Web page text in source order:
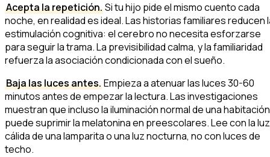
Acepta la repetición. Si tu hijo pide el mismo cuento cada
noche, en realidad es ideal. Las historias familiares reducen
estimulación cognitiva: el cerebro no necesita esforzarse
para seguir la trama. La previsibilidad calma, y la familiaridad
refuerza la asociación condicionada con el sueño.
Baja las luces antes. Empieza a atenuar las luces 30-60
minutos antes de empezar la lectura. Las investigaciones
muestran que incluso la iluminación normal de una habitación
puede suprimir la melatonina en preescolares. Lee con la luz
cálida de una lamparita o una luz nocturna, no con luces de
techo.